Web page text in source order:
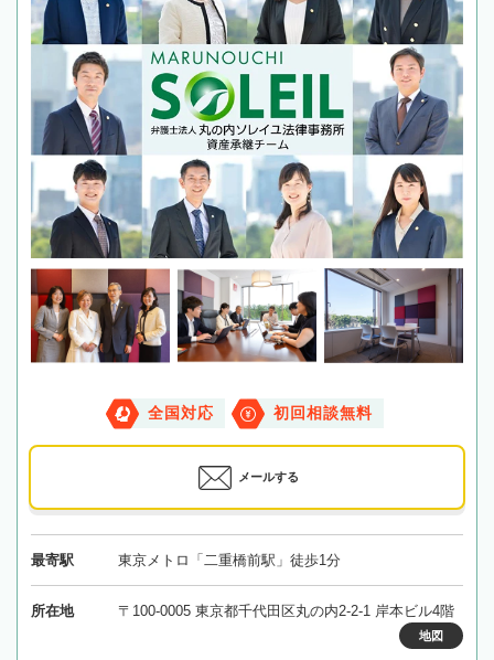
全国対応 初回相談無料
メールする
最寄駅 東京メトロ「二重橋前駅」徒歩1分
所在地 〒100-0005 東京都千代田区丸の内2-2-1 岸本ビル4階
地図